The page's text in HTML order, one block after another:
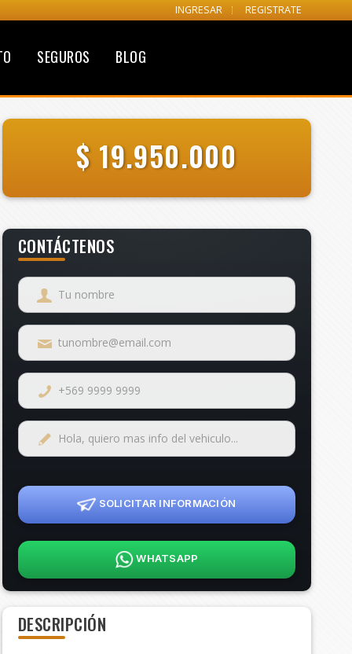
INGRESAR REGISTRATE
SEGUROS BLOG
$ 19.950.000
CONTÁCTENOS
SOLICITAR INFORMACIÓN
WHATSAPP
DESCRIPCIÓN